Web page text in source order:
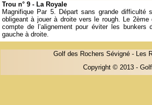
Golf des Rochers Sévigné -Les
Copyright © 2013 -
Trou n° 9 - La Royale
Magnifique Par 5. Départ sans grande difficulté
obligeant à jouer à droite vers le rough. Le
compte de l’alignement pour éviter les bunkers
gauche à droite.